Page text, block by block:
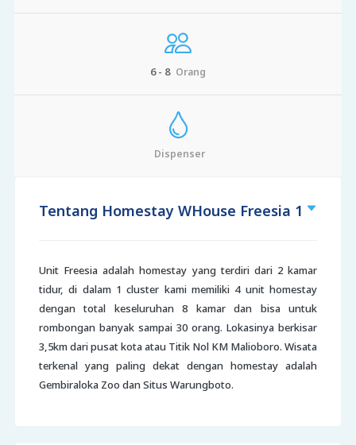
6 - 8 Orang
Dispenser
Tentang Homestay WHouse Freesia 1
Unit Freesia adalah homestay yang terdiri dari 2 kamar
tidur, di dalam 1 cluster kami memiliki 4 unit homestay
dengan total keseluruhan 8 kamar dan bisa untuk
rombongan banyak sampai 30 orang. Lokasinya berkisar
3,5km dari pusat kota atau Titik Nol KM Malioboro. Wisata
terkenal yang paling dekat dengan homestay adalah
Gembiraloka Zoo dan Situs Warungboto.